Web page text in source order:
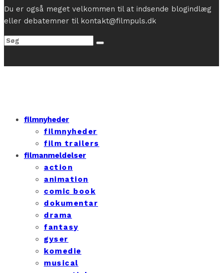
Du er også meget velkommen til at indsende blogindlæg
eller debatemner til kontakt@filmpuls.dk
filmnyheder
filmnyheder
film trailers
filmanmeldelser
action
animation
comic book
dokumentar
drama
fantasy
gyser
komedie
musical